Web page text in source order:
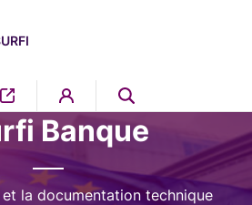
Banque
la documentation technique